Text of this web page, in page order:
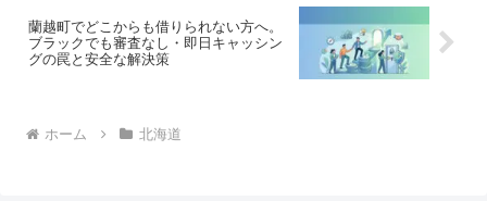
蘭越町でどこからも借りられない方へ。
ブラックでも審査なし・即日キャッシン
グの罠と安全な解決策
ホーム 北海道